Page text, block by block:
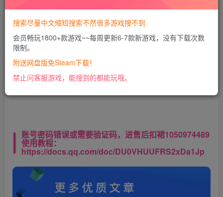
开通会员
此处内容已隐藏，VIP会员可见
请登录后查看特权
账号密码错误或需要验证码，进售后扣裙1050974489
使用教程：
https://docs.qq.com/doc/DU0VHUUFRS2xDa1Jp
搜索尽量中文缩短搜索不然很多游戏搜不到
会员畅玩1800+款游戏~~每周更新6-7款新游戏，没有下载次数
限制。
附送网盘版免Steam下载！
禁止问客服游戏，能搜到的都能玩哦。